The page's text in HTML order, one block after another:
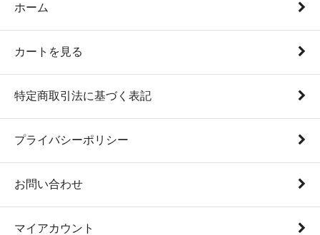
ホーム
カートを見る
特定商取引法に基づく表記
プライバシーポリシー
お問い合わせ
マイアカウント